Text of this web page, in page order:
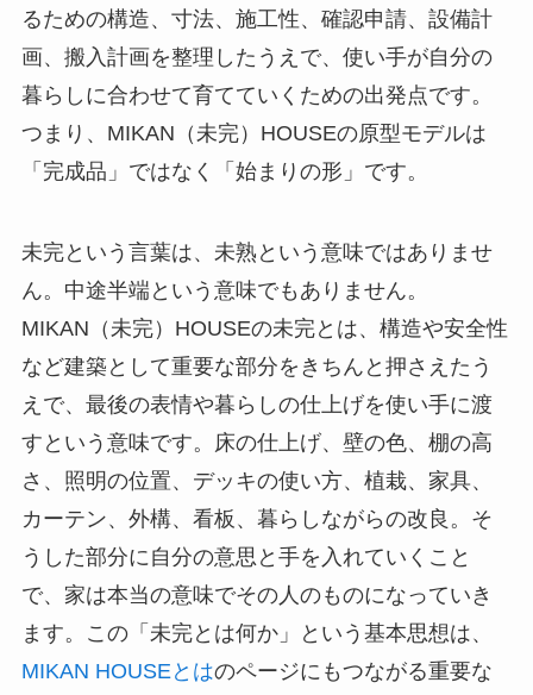
るための構造、寸法、施工性、確認申請、設備計
画、搬入計画を整理したうえで、使い手が自分の
暮らしに合わせて育てていくための出発点です。
つまり、MIKAN（未完）HOUSEの原型モデルは
「完成品」ではなく「始まりの形」です。
未完という言葉は、未熟という意味ではありませ
ん。中途半端という意味でもありません。
MIKAN（未完）HOUSEの未完とは、構造や安全性
など建築として重要な部分をきちんと押さえたう
えで、最後の表情や暮らしの仕上げを使い手に渡
すという意味です。床の仕上げ、壁の色、棚の高
さ、照明の位置、デッキの使い方、植栽、家具、
カーテン、外構、看板、暮らしながらの改良。そ
うした部分に自分の意思と手を入れていくこと
で、家は本当の意味でその人のものになっていき
ます。この「未完とは何か」という基本思想は、
MIKAN HOUSEとはのページにもつながる重要な